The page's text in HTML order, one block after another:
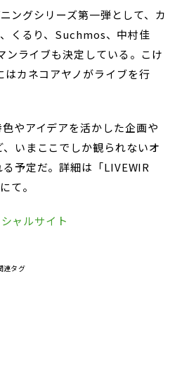
ングシリーズ第一弾として、カ
くるり、Suchmos、中村佳
ライブも決定している。こけ
はカネコアヤノがライブを行
やアイデアを活かした企画や
いまここでしか観られないオ
予定だ。詳細は「LIVEWIR
て。
ャルサイト
連タグ